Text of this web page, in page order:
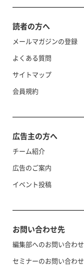
読者の方へ
メールマガジンの登録
よくある質問
サイトマップ
会員規約
広告主の方へ
チーム紹介
広告のご案内
イベント投稿
お問い合わせ先
編集部へのお問い合わせ
セミナーのお問い合わせ